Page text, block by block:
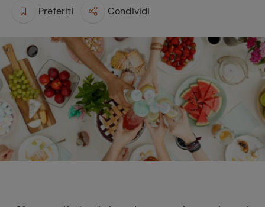
e
ricetta
il
la frutta
sensi di
Preferiti Condividi